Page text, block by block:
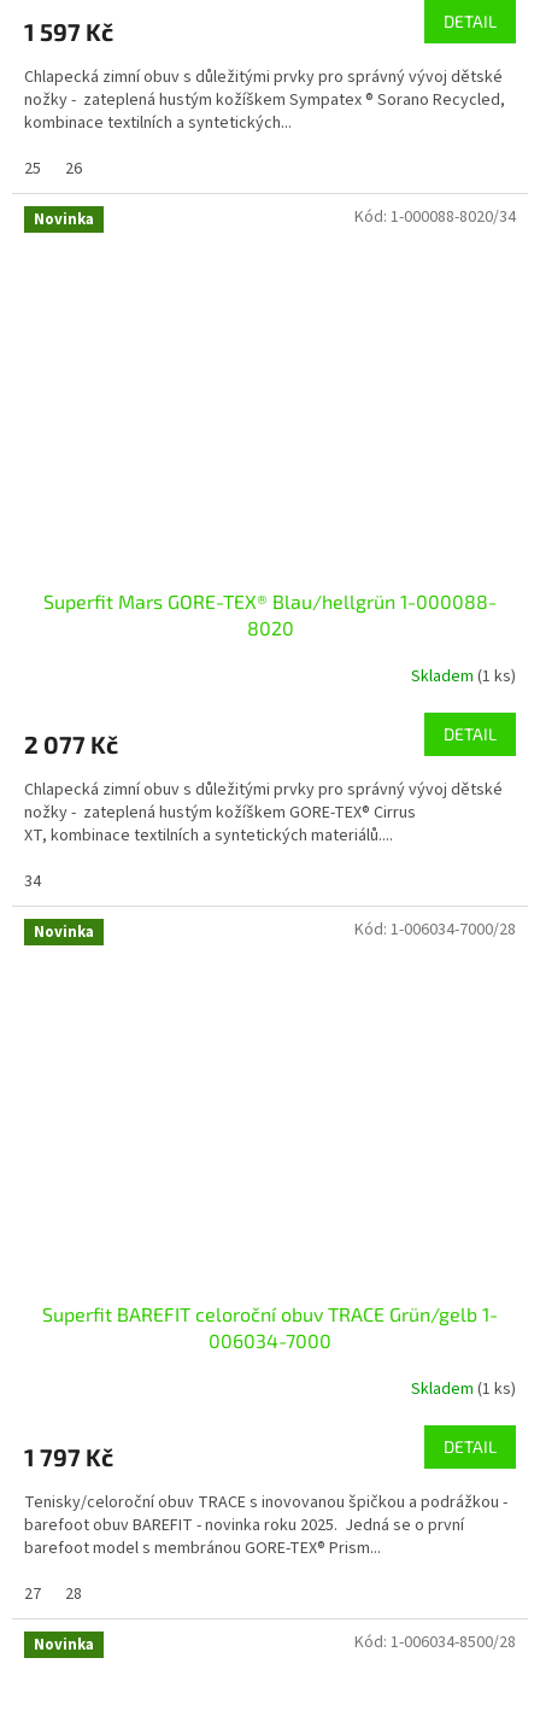
1 597 Kč DETAIL
Chlapecká zimní obuv s důležitými prvky pro správný vývoj dětské
nožky - zateplená hustým kožíškem Sympatex ® Sorano Recycled,
kombinace textilních a syntetických...
25
26
Novinka
Superfit Mars GORE-TEX® Blau/hellgrün 1-000088-
8020
Skladem (1 ks)
2 077 Kč DETAIL
Chlapecká zimní obuv s důležitými prvky pro správný vývoj dětské
nožky - zateplená hustým kožíškem GORE-TEX® Cirrus
XT, kombinace textilních a syntetických materiálů....
34
Kód: 1-000088-8020/34
Novinka
Superfit BAREFIT celoroční obuv TRACE Grün/gelb 1-
006034-7000
Skladem (1 ks)
1 797 Kč DETAIL
Tenisky/celoroční obuv TRACE s inovovanou špičkou a podrážkou -
barefoot obuv BAREFIT - novinka roku 2025. Jedná se o první
barefoot model s membránou GORE-TEX® Prism...
27
28
Kód: 1-006034-7000/28
Novinka Kód: 1-006034-8500/28